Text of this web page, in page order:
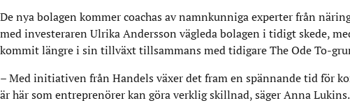
De nya bolagen kommer coachas av namnkunniga experter från
med investeraren Ulrika Andersson vägleda bolagen i tidigt skede,
kommit längre i sin tillväxt tillsammans med tidigare The Ode To-
– Med initiativen från Handels växer det fram en spännande tid för
är här som entreprenörer kan göra verklig skillnad, säger Anna Lukins.